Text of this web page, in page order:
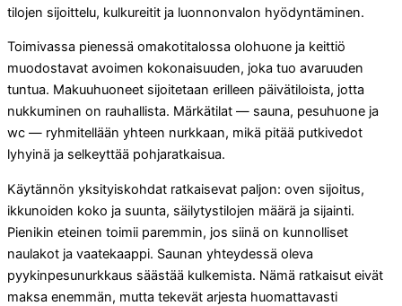
tilojen sijoittelu, kulkureitit ja luonnonvalon hyödyntäminen.
Toimivassa pienessä omakotitalossa olohuone ja keittiö
muodostavat avoimen kokonaisuuden, joka tuo avaruuden
tuntua. Makuuhuoneet sijoitetaan erilleen päivätiloista, jotta
nukkuminen on rauhallista. Märkätilat — sauna, pesuhuone ja
wc — ryhmitellään yhteen nurkkaan, mikä pitää putkivedot
lyhyinä ja selkeyttää pohjaratkaisua.
Käytännön yksityiskohdat ratkaisevat paljon: oven sijoitus,
ikkunoiden koko ja suunta, säilytystilojen määrä ja sijainti.
Pienikin eteinen toimii paremmin, jos siinä on kunnolliset
naulakot ja vaatekaappi. Saunan yhteydessä oleva
pyykinpesunurkkaus säästää kulkemista. Nämä ratkaisut eivät
maksa enemmän, mutta tekevät arjesta huomattavasti